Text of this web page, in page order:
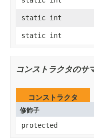
static int
static int
コンストラクタのサ
コンストラクタ
修飾子
protected